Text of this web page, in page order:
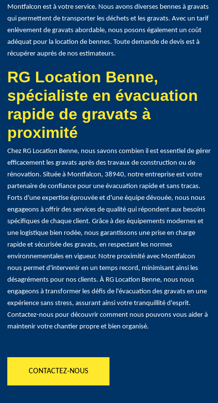
Montfalcon est à votre service. Nous avons diverses bennes à gravats
qui permettent de transporter les déchets et les gravats. Avec un tarif
enlèvement de gravats abordable, nous posons également un coût
adéquat pour la location de bennes. Toute demande de devis est à
récupérer auprès de nos estimateurs.
RG Location Benne,
spécialiste en évacuation
rapide de gravats à
proximité
Chez RG Location Benne, nous savons combien il est essentiel de gérer
efficacement les gravats après des travaux de construction ou de
rénovation. Située à Montfalcon, 38940, notre entreprise est votre
partenaire de confiance pour une évacuation rapide et sans tracas.
Forts d'une expertise éprouvée et d'une équipe dévouée, nous nous
engageons à offrir des services de qualité qui répondent aux besoins
spécifiques de chaque client. Grâce à des équipements modernes et
une logistique bien rodée, nous garantissons une prise en charge
rapide et sécurisée des gravats, en respectant les normes
environnementales en vigueur. Notre proximité avec Montfalcon
nous permet d'intervenir en un temps record, minimisant ainsi les
désagréments pour nos clients. À RG Location Benne, nous nous
engageons à transformer les défis de l'évacuation des gravats en une
expérience sans stress, assurant ainsi votre tranquillité d'esprit.
Contactez-nous pour découvrir comment nous pouvons vous aider à
maintenir votre chantier propre et bien organisé.
CONTACTEZ-NOUS